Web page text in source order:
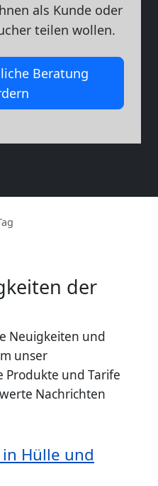
als Kunde oder
teilen wollen.
Beratung
der
Neuigkeiten und
unser
und Tarife
Nachrichten
Hülle und